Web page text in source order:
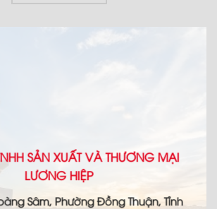
SẢN XUẤT VÀ THƯƠNG MẠI
LƯƠNG HIỆP
Sâm, Phường Đồng Thuận, Tỉnh